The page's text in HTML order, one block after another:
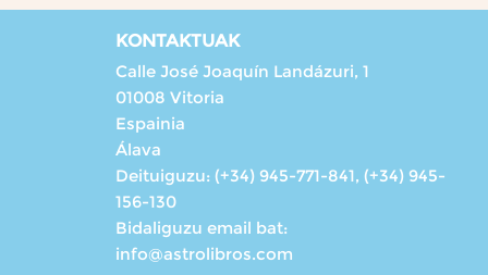
KONTAKTUAK
Calle José Joaquín Landázuri, 1
01008 Vitoria
Espainia
Álava
Deituiguzu: (+34) 945-771-841, (+34) 945-
156-130
Bidaliguzu email bat:
info@astrolibros.com